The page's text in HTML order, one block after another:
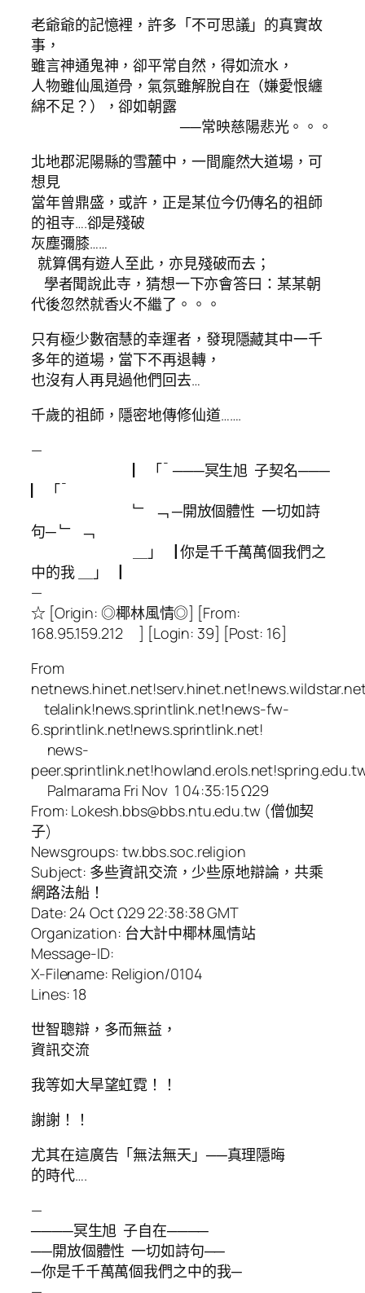
老爺爺的記憶裡，許多「不可思議」的真實故
事，
雖言神通鬼神，卻平常自然，得如流水，
人物雖仙風道骨，氣氛雖解脫自在（嫌愛恨纏
綿不足？），卻如朝露
──常映慈陽悲光。。。
北地郡泥陽縣的雪麓中，一間龐然大道場，可
想見
當年曾鼎盛，或許，正是某位今仍傳名的祖師
的祖寺….卻是殘破
灰塵彌膝……
就算偶有遊人至此，亦見殘破而去；
學者聞說此寺，猜想一下亦會答曰：某某朝
代後忽然就香火不繼了。。。
只有極少數宿慧的幸運者，發現隱藏其中一千
多年的道場，當下不再退轉，
也沒有人再見過他們回去…
千歲的祖師，隱密地傳修仙道…….
—
▏「¯ ───冥生旭 子契名───
▏「¯
﹂ ﹁ ─開放個體性 一切如詩
句─ ﹂ ﹁
＿」▕ 你是千千萬萬個我們之
中的我 ＿」▕
—
☆ [Origin: ◎椰林風情◎] [From:
168.95.159.212 ] [Login: 39] [Post: 16]
From
telalink!news.sprintlink.net!news-fw-
6.sprintlink.net!news.sprintlink.net!
news-
Palmarama Fri Nov 1 04:35:15 Ω29
From: Lokesh.bbs@bbs.ntu.edu.tw (僧伽契
子)
Newsgroups: tw.bbs.soc.religion
Subject: 多些資訊交流，少些原地辯論，共乘
網路法船！
Date: 24 Oct Ω29 22:38:38 GMT
Organization: 台大計中椰林風情站
Message-ID:
X-Filename: Religion/0104
Lines: 18
世智聰辯，多而無益，
資訊交流
我等如大旱望虹霓！！
謝謝！！
尤其在這廣告「無法無天」──真理隱晦
的時代….
—
────冥生旭 子自在────
──開放個體性 一切如詩句──
─你是千千萬萬個我們之中的我─